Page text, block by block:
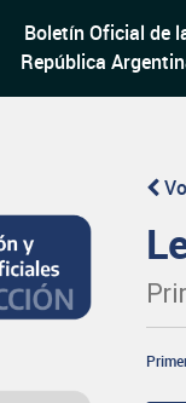
Boletín Oficial de
República